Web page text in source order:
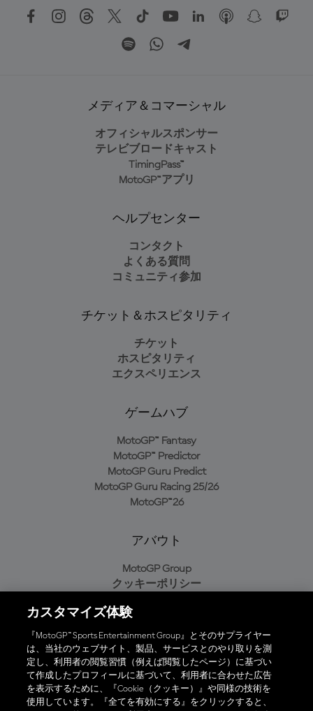
メディア＆コマーシャル
オフィシャルスポンサー
テレビブロードキャスト
TimingPass™
MotoGP™アプリ
ヘルプセンター
コンタクト
よくある質問
コミュニティ参加
チケット＆ホスピタリティ
チケット
ホスピタリティ
エクスペリエンス
ゲームハブ
MotoGP™ Fantasy
MotoGP™ Predictor
MotoGP Guru Predict
MotoGP Guru Racing 25/26
MotoGP™26
アバウト
MotoGP Group
クッキーポリシー
プライバシーポリシー
購入ポリシー
オフィシャルアプリ
カスタマイズ体験
『MotoGP™ Sports Entertainment Group』とそのサプライヤー
は、当社のウェブサイト、製品、サービスとのやり取りを測
定し、利用者の閲覧習慣（例えば閲覧したページ）に基づい
て作成したプロフィールに基づいて、利用者に合わせた広告
を表示するために、『Cookie（クッキー）』や同様の技術を
使用しています。『全てを有効にする』をクリックすると、